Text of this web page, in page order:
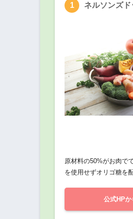
ネルソンズド
原材料の50%がお肉で
を使用せずオリゴ糖を
公式HP